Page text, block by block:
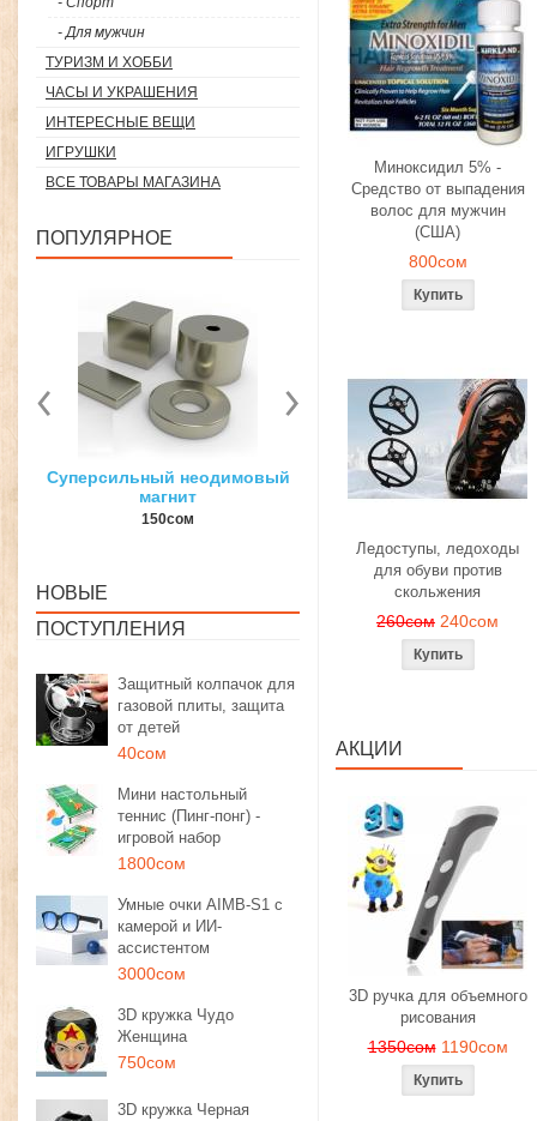
- Для мужчин
ТУРИЗМ И ХОББИ
ЧАСЫ И УКРАШЕНИЯ
ИНТЕРЕСНЫЕ ВЕЩИ
ИГРУШКИ
ВСЕ ТОВАРЫ МАГАЗИНА
ПОПУЛЯРНОЕ
3D ручка для объемного
рисования
1350сом 1190сом
Загуститель волос
27гр
НОВЫЕ
ПОСТУПЛЕНИЯ
Защитный колпачок для
газовой плиты, защита
от детей
40сом
Мини настольный
теннис (Пинг-понг) -
игровой набор
1800сом
Умные очки AIMB-S1 с
камерой и ИИ-
ассистентом
3000сом
3D кружка Чудо
Женщина
750сом
3D кружка Черная
Миноксидил 5% -
Средство от выпадения
волос для мужчин
(США)
800сом
Ледоступы, ледоходы
для обуви против
скольжения
260сом 240сом
АКЦИИ
3D ручка для объемного
рисования
1350сом 1190сом